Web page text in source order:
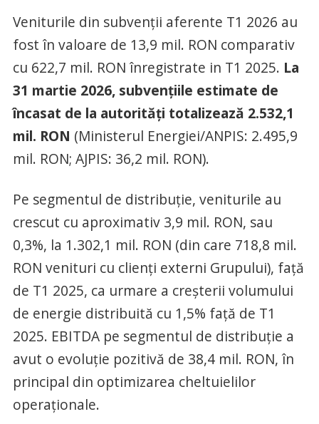
Veniturile din subvenții aferente T1 2026 au
fost în valoare de 13,9 mil. RON comparativ
cu 622,7 mil. RON înregistrate in T1 2025. La
31 martie 2026, subvențiile estimate de
încasat de la autorități totalizează 2.532,1
mil. RON (Ministerul Energiei/ANPIS: 2.495,9
mil. RON; AJPIS: 36,2 mil. RON).
Pe segmentul de distribuție, veniturile au
crescut cu aproximativ 3,9 mil. RON, sau
0,3%, la 1.302,1 mil. RON (din care 718,8 mil.
RON venituri cu clienți externi Grupului), față
de T1 2025, ca urmare a creșterii volumului
de energie distribuită cu 1,5% față de T1
2025. EBITDA pe segmentul de distribuție a
avut o evoluție pozitivă de 38,4 mil. RON, în
principal din optimizarea cheltuielilor
operaționale.